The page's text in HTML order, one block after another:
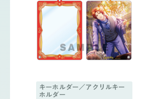
キーホルダー／アクリルキー
ホルダー